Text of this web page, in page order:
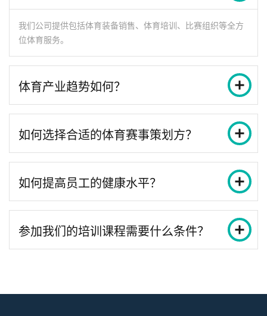
我们公司提供包括体育装备销售、体育培训、比赛组织等全方
位体育服务。
体育产业趋势如何？
如何选择合适的体育赛事策划方？
如何提高员工的健康水平？
参加我们的培训课程需要什么条件？